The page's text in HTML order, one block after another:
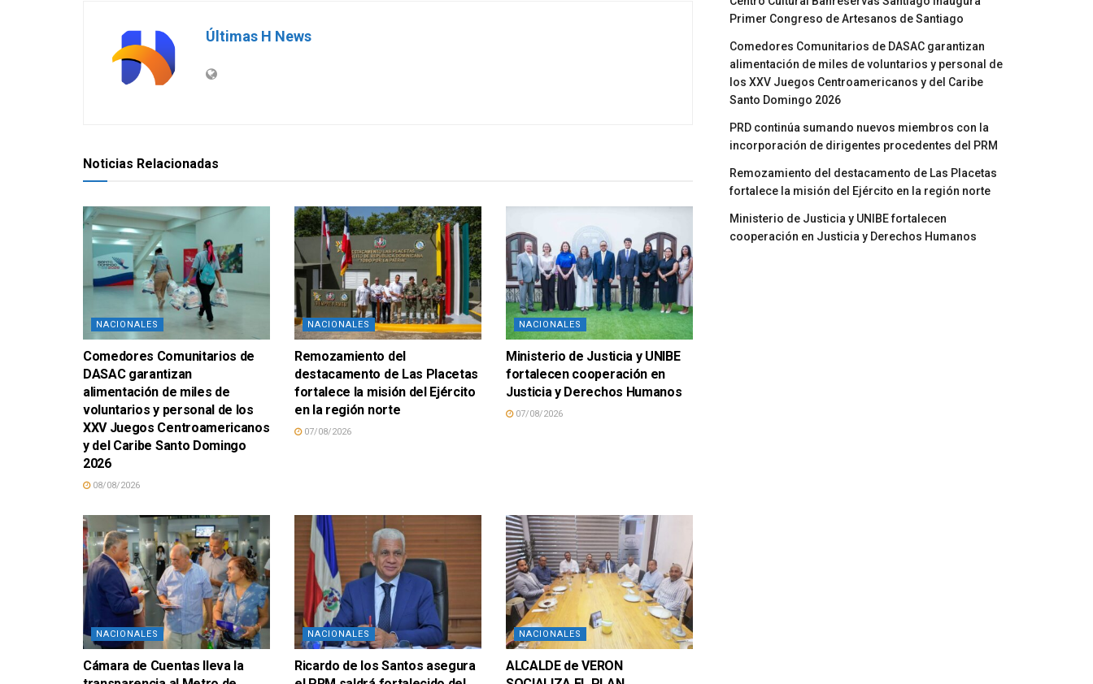
Últimas H News
Noticias Relacionadas
NACIONALES
Comedores Comunitarios de
DASAC garantizan
alimentación de miles de
voluntarios y personal de los
XXV Juegos Centroamericanos
y del Caribe Santo Domingo
2026
08/08/2026
NACIONALES
Remozamiento del
destacamento de Las Placetas
fortalece la misión del Ejército
en la región norte
07/08/2026
NACIONALES
Ministerio de Justicia y UNIBE
fortalecen cooperación en
Justicia y Derechos Humanos
07/08/2026
NACIONALES
Cámara de Cuentas lleva la
NACIONALES
Ricardo de los Santos asegura
NACIONALES
ALCALDE de VERON
Primer Congreso de Artesanos de Santiago
Comedores Comunitarios de DASAC garantizan
alimentación de miles de voluntarios y personal de
los XXV Juegos Centroamericanos y del Caribe
Santo Domingo 2026
PRD continúa sumando nuevos miembros con la
incorporación de dirigentes procedentes del PRM
Remozamiento del destacamento de Las Placetas
fortalece la misión del Ejército en la región norte
Ministerio de Justicia y UNIBE fortalecen
cooperación en Justicia y Derechos Humanos